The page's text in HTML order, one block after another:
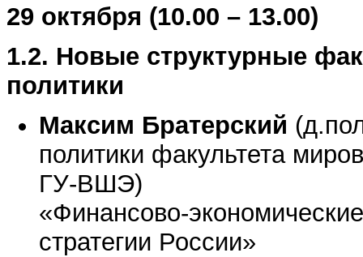
29 октября (10.00 – 13.00)
1.2. Новые структурные
политики
Максим Братерский
политики факультета
ГУ-ВШЭ)
«Финансово-
стратегии России»